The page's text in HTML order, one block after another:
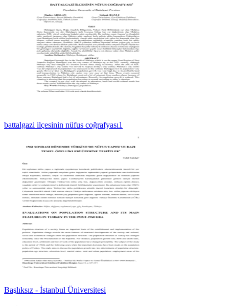
battalgazi ilçesinin nüfus coğrafyası1
Başlıksız - İstanbul Üniversitesi